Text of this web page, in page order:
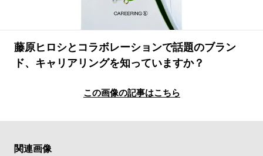
#フイナムのYouTube
#Commune H #FOCUS IT #AH.H
#ととけん #FASHION #MUSIC #MOVIE
#LIFESTYLE #SNEAKER #OUTDOOR
#HANDSOME HANDBOOK
藤原ヒロシとコラボレーションで話題のブラン
ド、キャリアリングを知っていますか？
この画像の記事はこちら
関連画像